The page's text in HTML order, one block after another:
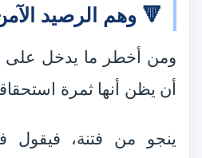
🔻 وهم الرصيد
ومن أخطر ما يدخل على
أن يظن أنها ثمرة
ينجو من فتنة، فيقول